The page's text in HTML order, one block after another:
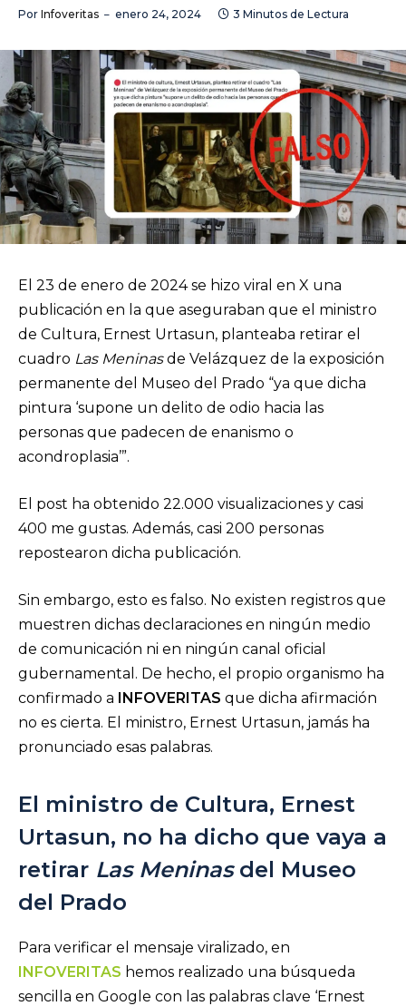
Por Infoveritas enero 24, 2024 3 Minutos de Lectura
El 23 de enero de 2024 se hizo viral en X una
publicación en la que aseguraban que el ministro
de Cultura, Ernest Urtasun, planteaba retirar el
cuadro Las Meninasde Velázquez de la exposición
permanente del Museo del Prado “ya que dicha
pintura ‘supone un delito de odio hacia las
personas que padecen de enanismo o
acondroplasia’”.
El post ha obtenido 22.000 visualizaciones y casi
400 me gustas. Además, casi 200 personas
repostearon dicha publicación.
Sin embargo, esto es falso. No existen registros que
muestren dichas declaraciones en ningún medio
de comunicación ni en ningún canal oficial
gubernamental. De hecho, el propio organismo ha
confirmado a INFOVERITAS que dicha afirmación
no es cierta. El ministro, Ernest Urtasun, jamás ha
pronunciado esas palabras.
El ministro de Cultura, Ernest
Urtasun, no ha dicho que vaya a
retirar Las Meninasdel Museo
del Prado
Para verificar el mensaje viralizado, en
INFOVERITAS hemos realizado una búsqueda
sencilla en Google con las palabras clave ‘Ernest